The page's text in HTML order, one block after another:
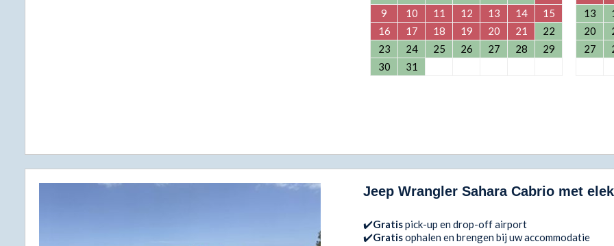
9
10 11 12 13 14
15
16
17 18 19 20 21
22
23
24 25 26 27 28
29
30
31
13
20
27
Jeep Wrangler Sahara Cabrio met
✔️Gratispick-up en drop-off airport
✔️Gratisophalen en brengen bij uw accommodatie